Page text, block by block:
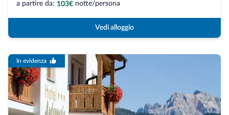
a partire da: 103€ notte/persona
Vedi alloggio
In evidenza